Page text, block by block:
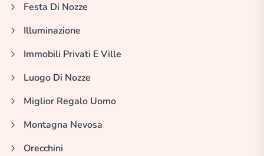
Festa Di Nozze
Illuminazione
Immobili Privati E Ville
Luogo Di Nozze
Miglior Regalo Uomo
Montagna Nevosa
Orecchini